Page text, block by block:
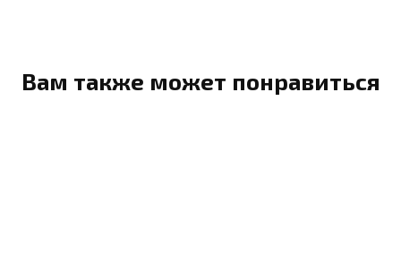
Вам также может понравиться